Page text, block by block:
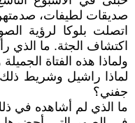
صديقات لطيفات،
اتصلت بلوكا لرؤية
اكتشاف الجثة. ما الذي
ولماذا هذه الفتاة
لماذا راشيل وشريط
جفني؟
ما الذي لم أشاهده في